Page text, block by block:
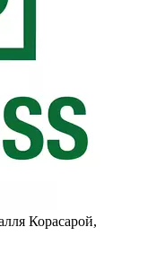
Корасарой,